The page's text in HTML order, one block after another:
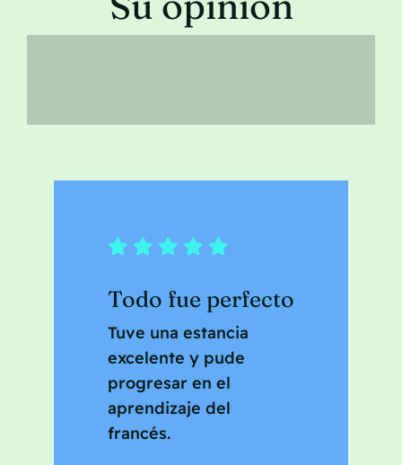
Póngase en contacto con
Todo fue perfecto
Tuve una estancia
excelente y pude
progresar en el
aprendizaje del
francés.